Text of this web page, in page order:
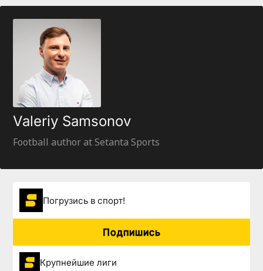
Valeriy Samsonov
Football author at Setanta Sports
Погрузиcь в спорт!
Подпишись
Крупнейшие лиги